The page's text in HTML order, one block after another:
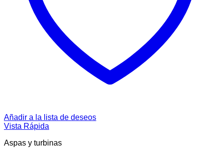
Añadir a la lista de deseos
Vista Rápida
Aspas y turbinas